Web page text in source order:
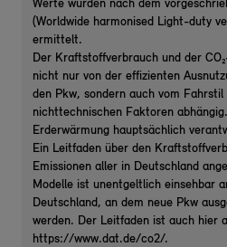
Werte wurden nach dem
(Worldwide harmonised Light-duty
ermittelt.
Der Kraftstoffverbrauch und der
nicht nur von der effizienten
den Pkw, sondern auch vom Fahrstil
nichttechnischen Faktoren
Erderwärmung hauptsächlich
Ein Leitfaden über den
Emissionen aller in Deutschland
Modelle ist unentgeltlich einsehbar
Deutschland, an dem neue Pkw
werden. Der Leitfaden ist auch hier
https://www.dat.de/co2/.